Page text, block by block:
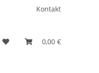
Kontakt
0,00 €